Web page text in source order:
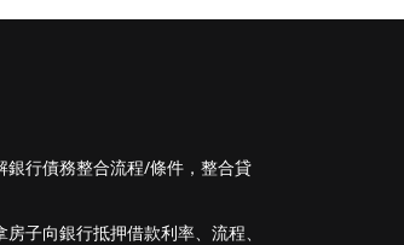
銀行債務整合流程/條件，整合貸
子向銀行抵押借款利率、流程、